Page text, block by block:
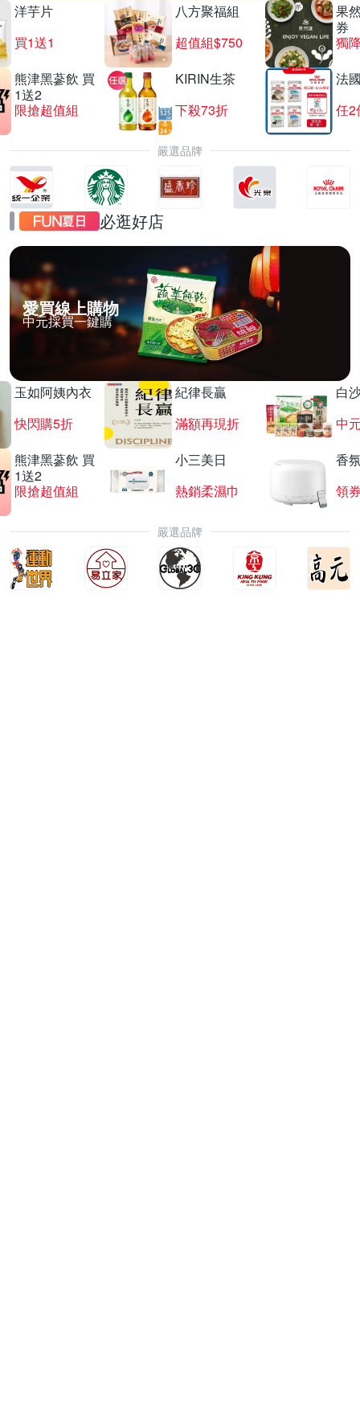
洋芋片
買1送1
八方聚福組
超值組$750
果
券
獨
熊津黑蔘飲 買
1送2
限搶超值組
KIRIN生茶
下殺73折
法
任2
嚴選品牌
必逛好店
愛買線上購物
中元採買一鍵購
玉如阿姨內衣
快閃購5折
紀律長贏
滿額再現折
白
中
熊津黑蔘飲 買
1送2
限搶超值組
小三美日
熱銷柔濕巾
香
領
嚴選品牌